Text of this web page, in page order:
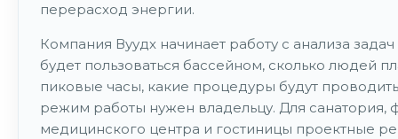
перерасход энергии.
Компания Вуудх начинает работу с анализа задач
будет пользоваться бассейном, сколько людей
пиковые часы, какие процедуры будут
режим работы нужен владельцу. Для санатория,
медицинского центра и гостиницы проектные